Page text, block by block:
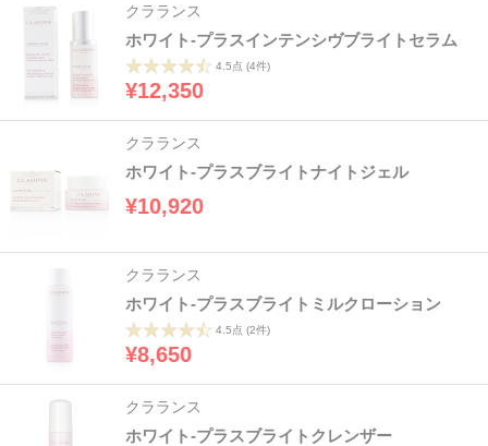
クラランス
ホワイト-プラスインテンシヴブライトセラム
4.5点 (4件)
¥12,350
クラランス
ホワイト-プラスブライトナイトジェル
¥10,920
クラランス
ホワイト-プラスブライトミルクローション
4.5点 (2件)
¥8,650
クラランス
ホワイト-プラスブライトクレンザー